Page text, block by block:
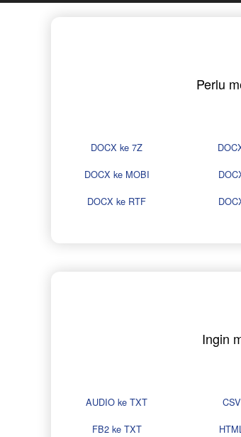
Perlu
DOCX ke 7Z
DOCX ke MOBI
DOCX ke RTF
Ingin
AUDIO ke TXT
FB2 ke TXT